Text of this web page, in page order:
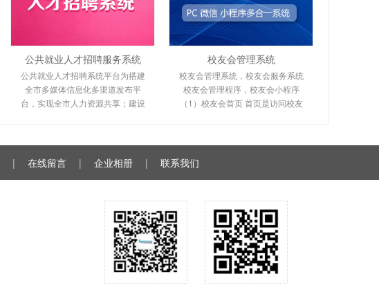
公共就业人才招聘服务系统
公共就业人才招聘系统平台为搭建
全市多媒体信息化多渠道发布平
台，实现全市人力资源共享；建设
校友会管理系统
校友会管理系统，校友会服务系统
校友会管理程序，校友会小程序
（1）校友会首页 首页是访问校友
| 在线留言 | 企业相册 | 联系我们